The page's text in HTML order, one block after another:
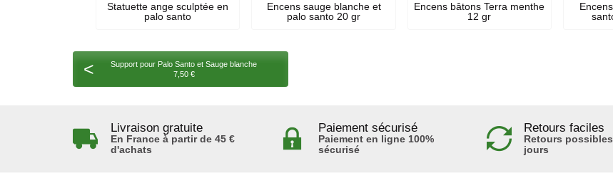
Statuette ange sculptée en
palo santo
Encens sauge blanche et
palo santo 20 gr
Encens bâtons Terra menthe
12 gr
<
Support pour Palo Santo et Sauge blanche
7,50 €
Livraison gratuite
En France à partir de 45 €
d'achats
Paiement sécurisé
Paiement en ligne 100%
sécurisé
Retours faciles
Retours
jours